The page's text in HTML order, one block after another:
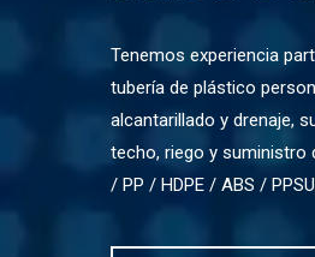
Tenemos experiencia
tubería de plástico
alcantarillado y drenaje,
techo, riego y suministro
/ PP / HDPE / ABS /